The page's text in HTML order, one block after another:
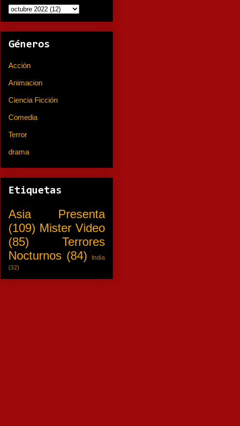
Géneros
Acción
Animacion
Ciencia Ficción
Comedia
Terror
drama
Etiquetas
Asia Presenta
(109) Mister Video
(85)
Terrores
Nocturnos (84)
India
(32)